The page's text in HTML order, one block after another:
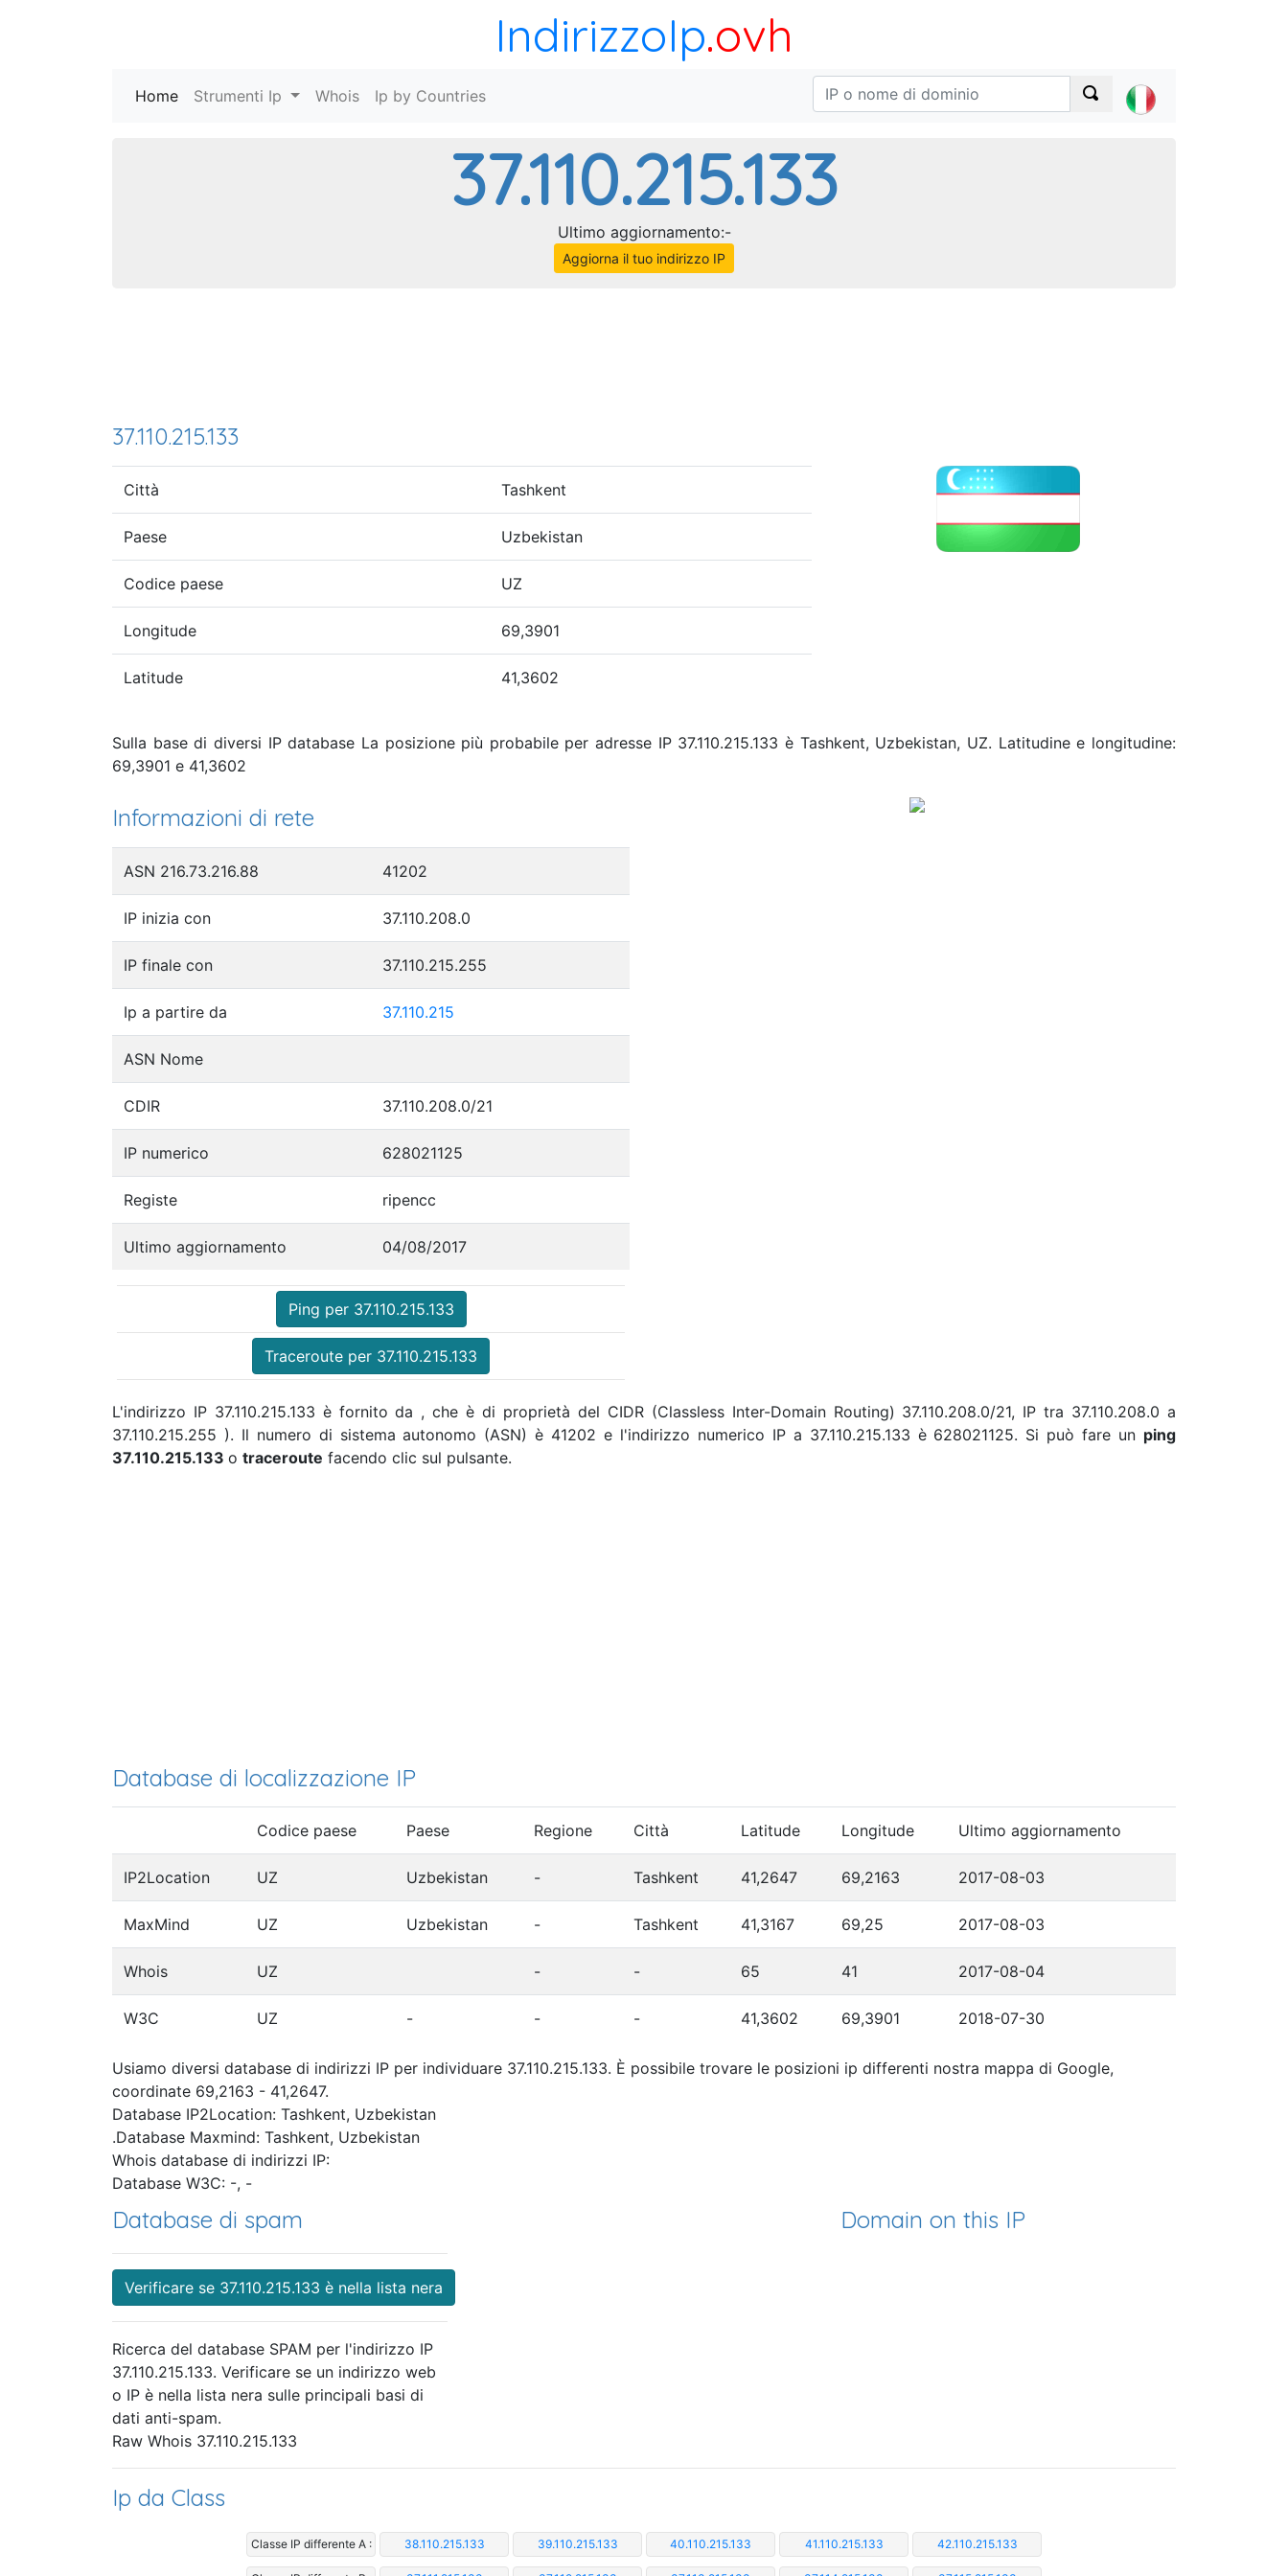
IndirizzoIp.ovh
Home (current)
Strumenti Ip Whois Ip by Countries
37.110.215.133
Ultimo aggiornamento:-
Aggiorna il tuo indirizzo IP
37.110.215.133
Città Tashkent
Paese Uzbekistan
Codice paese UZ
Longitude 69,3901
Latitude 41,3602
Sulla base di diversi IP database La posizione più probabile per adresse IP 37.110.215.133 è Tashkent, Uzbekistan, UZ. Latitudine e longitudine:
69,3901 e 41,3602
Informazioni di rete
ASN 216.73.216.88 41202
IP inizia con 37.110.208.0
IP finale con 37.110.215.255
Ip a partire da 37.110.215
ASN Nome
CDIR 37.110.208.0/21
IP numerico 628021125
Registe ripencc
Ultimo aggiornamento 04/08/2017
Ping per 37.110.215.133
Traceroute per 37.110.215.133
L'indirizzo IP 37.110.215.133 è fornito da , che è di proprietà del CIDR (Classless Inter-Domain Routing) 37.110.208.0/21, IP tra 37.110.208.0 a
37.110.215.255 ). Il numero di sistema autonomo (ASN) è 41202 e l'indirizzo numerico IP a 37.110.215.133 è 628021125. Si può fare un ping
37.110.215.133 o traceroute facendo clic sul pulsante.
Database di localizzazione IP
Codice paese Paese Regione Città Latitude Longitude Ultimo aggiornamento
IP2Location UZ Uzbekistan - Tashkent 41,2647 69,2163 2017-08-03
MaxMind UZ Uzbekistan - Tashkent 41,3167 69,25 2017-08-03
Whois UZ - - 65 41 2017-08-04
W3C UZ - - - 41,3602 69,3901 2018-07-30
Usiamo diversi database di indirizzi IP per individuare 37.110.215.133. È possibile trovare le posizioni ip differenti nostra mappa di Google,
coordinate 69,2163 - 41,2647.
Database IP2Location: Tashkent, Uzbekistan
.Database Maxmind: Tashkent, Uzbekistan
Whois database di indirizzi IP:
Database W3C: -, -
Database di spam
Verificare se 37.110.215.133 è nella lista nera
Ricerca del database SPAM per l'indirizzo IP
37.110.215.133. Verificare se un indirizzo web
o IP è nella lista nera sulle principali basi di
dati anti-spam.
Domain on this IP
Raw Whois 37.110.215.133
Ip da Class
Classe IP differente A : 38.110.215.133 39.110.215.133 40.110.215.133 41.110.215.133 42.110.215.133